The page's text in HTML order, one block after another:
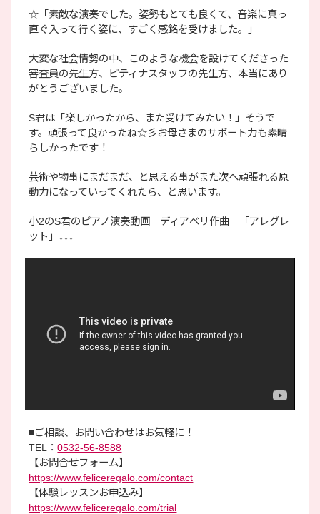
☆「素敵な演奏でした。姿勢もとても良くて、音楽に真っ
直ぐ入って行く姿に、すごく感銘を受けました。」
大変な社会情勢の中、このような機会を設けてくださった
審査員の先生方、ピティナスタッフの先生方、本当にあり
がとうございました。
S君は「楽しかったから、また受けてみたい！」そうで
す。頑張って良かったね☆彡お母さまのサポート力も素晴
らしかったです！
芸術や物事にまだまだ、と思える事がまた次へ頑張れる原
動力になっていってくれたら、と思います。
小2のS君のピアノ演奏動画 ディアベリ作曲 「アレグレ
ット」↓↓↓
■ご相談、お問い合わせはお気軽に！
TEL：0532-56-8588
【お問合せフォーム】
https://www.feliceregalo.com/contact
【体験レッスンお申込み】
https://www.feliceregalo.com/trial